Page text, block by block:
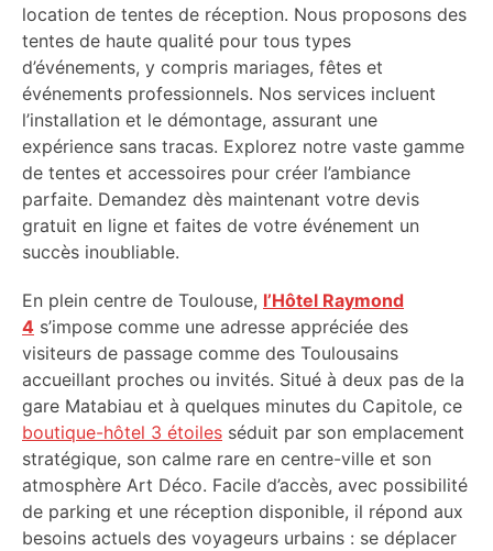
location de tentes de réception. Nous proposons des
tentes de haute qualité pour tous types
d’événements, y compris mariages, fêtes et
événements professionnels. Nos services incluent
l’installation et le démontage, assurant une
expérience sans tracas. Explorez notre vaste gamme
de tentes et accessoires pour créer l’ambiance
parfaite. Demandez dès maintenant votre devis
gratuit en ligne et faites de votre événement un
succès inoubliable.
En plein centre de Toulouse, l’Hôtel Raymond
4 s’impose comme une adresse appréciée des
visiteurs de passage comme des Toulousains
accueillant proches ou invités. Situé à deux pas de la
gare Matabiau et à quelques minutes du Capitole, ce
boutique-hôtel 3 étoiles séduit par son emplacement
stratégique, son calme rare en centre-ville et son
atmosphère Art Déco. Facile d’accès, avec possibilité
de parking et une réception disponible, il répond aux
besoins actuels des voyageurs urbains : se déplacer